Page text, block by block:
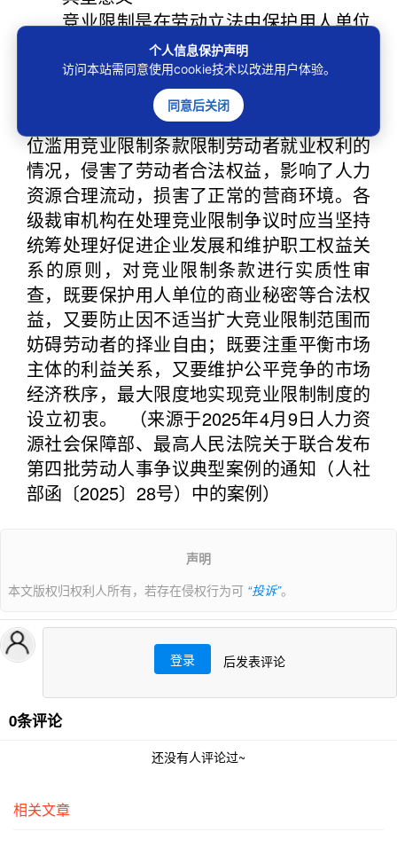
竞业限制是在劳动立法中保护用人单位
商业秘密的一项制度安排，本意是通过适度
限制劳动者自由择业权以预防保护用人单位
的商业秘密，进而维护市场主体的公平竞争
环境。但当前一些行业、企业出现了用人单
位滥用竞业限制条款限制劳动者就业权利的
情况，侵害了劳动者合法权益，影响了人力
资源合理流动，损害了正常的营商环境。各
级裁审机构在处理竞业限制争议时应当坚持
统筹处理好促进企业发展和维护职工权益关
系的原则，对竞业限制条款进行实质性审
查，既要保护用人单位的商业秘密等合法权
益，又要防止因不适当扩大竞业限制范围而
妨碍劳动者的择业自由；既要注重平衡市场
主体的利益关系，又要维护公平竞争的市场
经济秩序，最大限度地实现竞业限制制度的
设立初衷。 （来源于2025年4月9日人力资
源社会保障部、最高人民法院关于联合发布
第四批劳动人事争议典型案例的通知（人社
部函〔2025〕28号）中的案例）
声明
本文版权归权利人所有，若存在侵权行为可 “投诉”。
登录 后发表评论
0条评论
还没有人评论过~
相关文章
个人信息保护声明
访问本站需同意使用cookie技术以改进用户体验。
同意后关闭